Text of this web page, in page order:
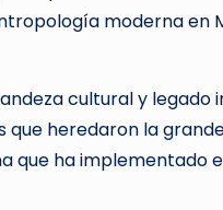
moderna en
cultural y legado
heredaron la
ha implementado